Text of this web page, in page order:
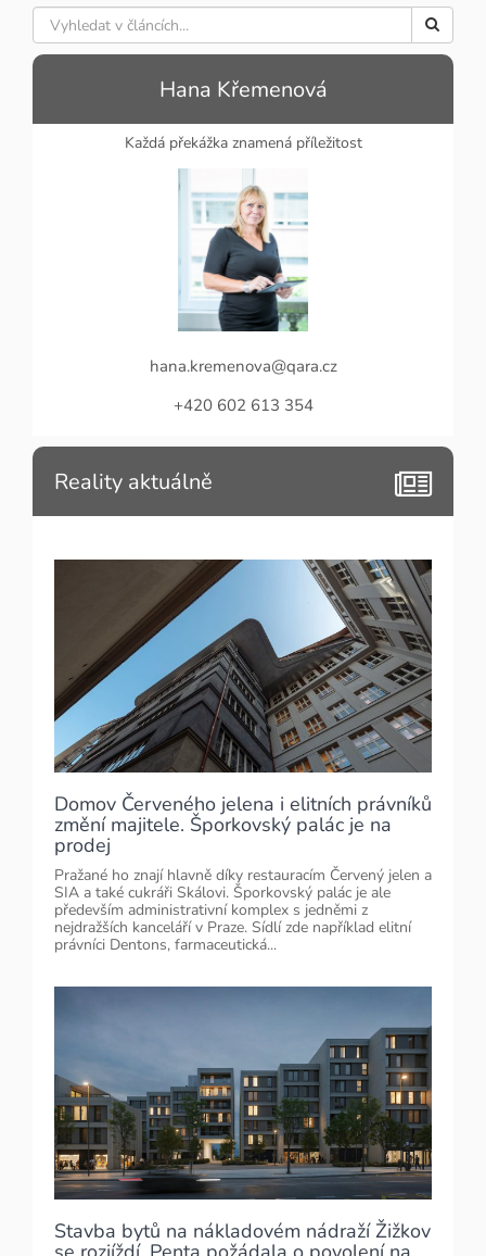
Hana Křemenová
Každá překážka znamená příležitost
hana.kremenova@qara.cz
+420 602 613 354
Reality aktuálně
Domov Červeného jelena i elitních právníků
změní majitele. Šporkovský palác je na
prodej
Pražané ho znají hlavně díky restauracím Červený jelen a
SIA a také cukráři Skálovi. Šporkovský palác je ale
především administrativní komplex s jedněmi z
nejdražších kanceláří v Praze. Sídlí zde například elitní
právníci Dentons, farmaceutická...
Stavba bytů na nákladovém nádraží Žižkov